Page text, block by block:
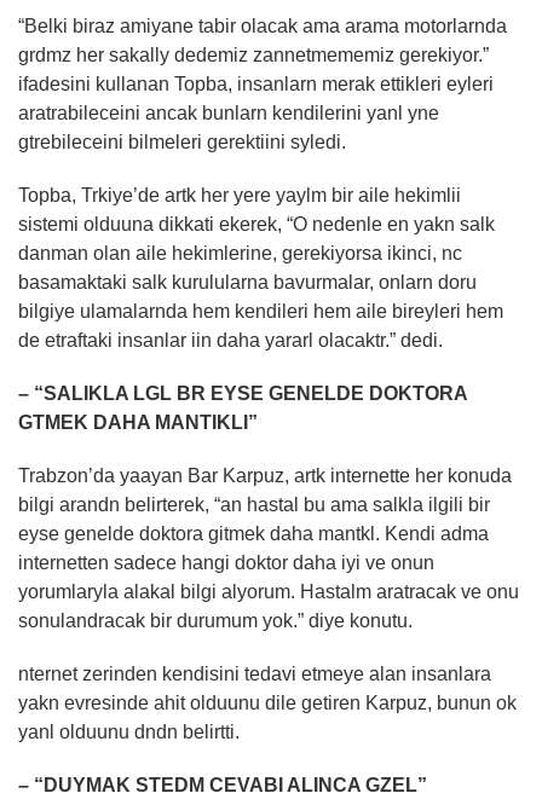
“Belki biraz amiyane tabir olacak ama arama motorlarnda
grdmz her sakally dedemiz zannetmememiz gerekiyor.”
ifadesini kullanan Topba, insanlarn merak ettikleri eyleri
aratrabileceini ancak bunlarn kendilerini yanl yne
gtrebileceini bilmeleri gerektiini syledi.
Topba, Trkiye’de artk her yere yaylm bir aile hekimlii
sistemi olduuna dikkati ekerek, “O nedenle en yakn salk
danman olan aile hekimlerine, gerekiyorsa ikinci, nc
basamaktaki salk kurulularna bavurmalar, onlarn doru
bilgiye ulamalarnda hem kendileri hem aile bireyleri hem
de etraftaki insanlar iin daha yararl olacaktr.” dedi.
– “SALIKLA LGL BR EYSE GENELDE DOKTORA
GTMEK DAHA MANTIKLI”
Trabzon’da yaayan Bar Karpuz, artk internette her konuda
bilgi arandn belirterek, “an hastal bu ama salkla ilgili bir
eyse genelde doktora gitmek daha mantkl. Kendi adma
internetten sadece hangi doktor daha iyi ve onun
yorumlaryla alakal bilgi alyorum. Hastalm aratracak ve onu
sonulandracak bir durumum yok.” diye konutu.
nternet zerinden kendisini tedavi etmeye alan insanlara
yakn evresinde ahit olduunu dile getiren Karpuz, bunun ok
yanl olduunu dndn belirtti.
– “DUYMAK STEDM CEVABI ALINCA GZEL”